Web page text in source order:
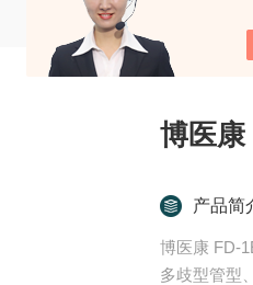
博医康
产品简
博医康 FD-
多歧型管型